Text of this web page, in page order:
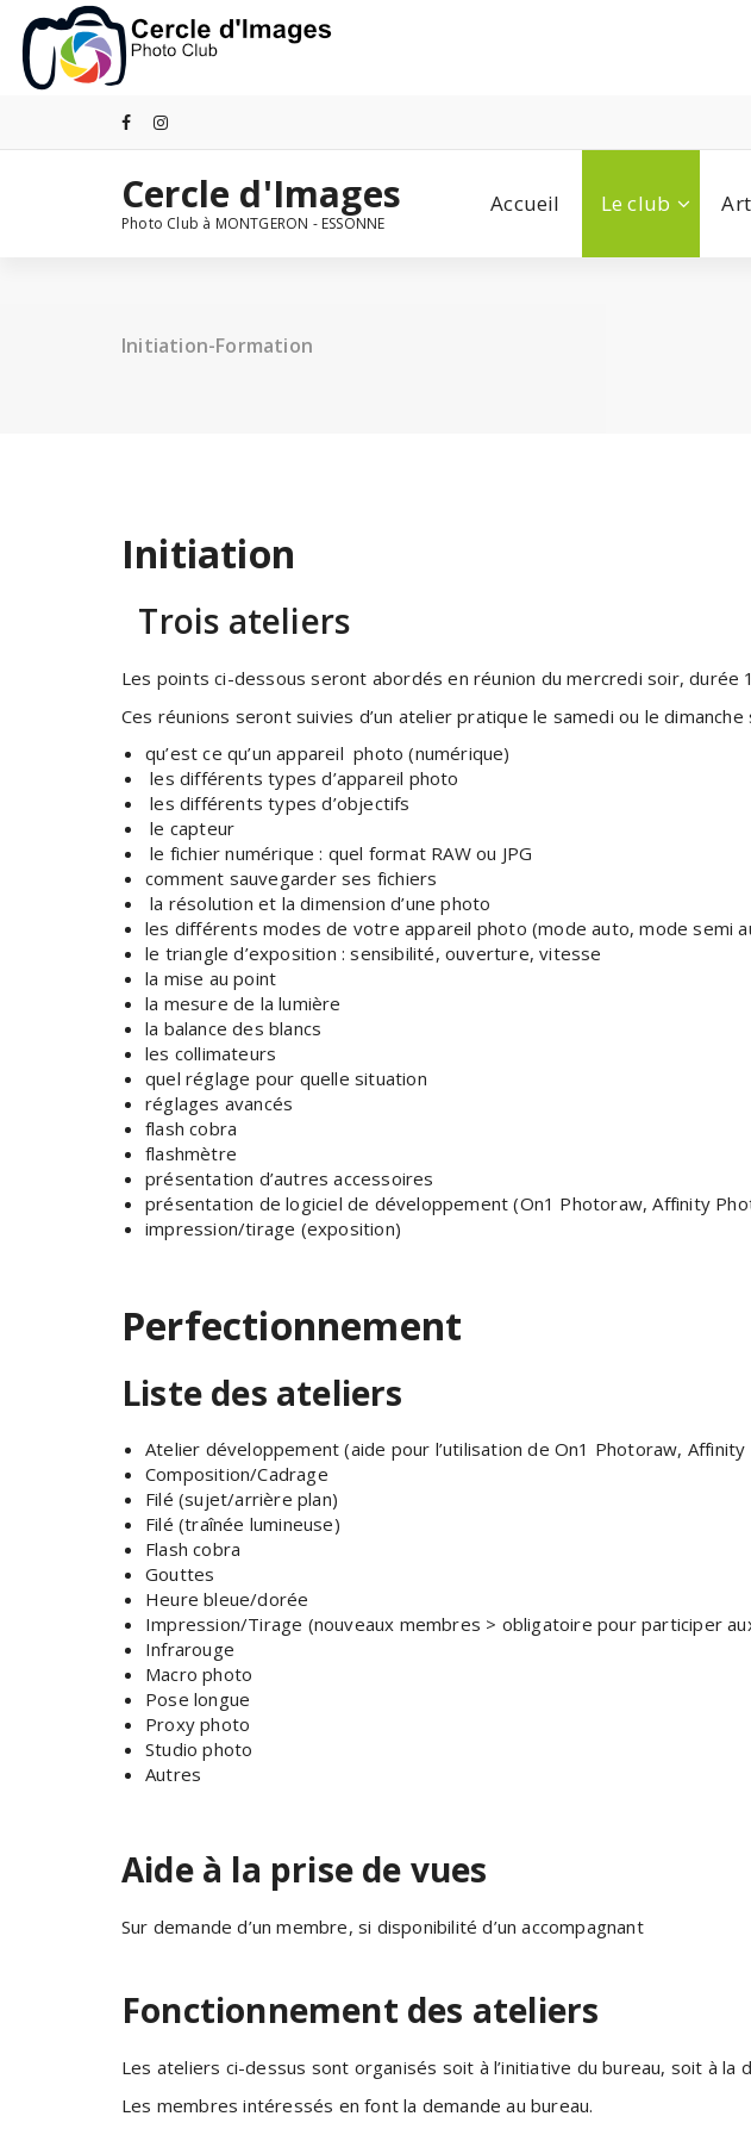
contenu
Cercle d'Images
Photo Club à MONTGERON - ESSONNE
Accueil Le club
Initiation-Formation
Initiation
Trois ateliers
Les points ci-dessous seront abordés en réunion du mercredi soir, durée
Ces réunions seront suivies d’un atelier pratique le samedi ou le
qu’est ce qu’un appareil photo (numérique)
les différents types d’appareil photo
les différents types d’objectifs
le capteur
le fichier numérique : quel format RAW ou JPG
comment sauvegarder ses fichiers
la résolution et la dimension d’une photo
les différents modes de votre appareil photo (mode auto, mode semi
le triangle d’exposition : sensibilité, ouverture, vitesse
la mise au point
la mesure de la lumière
la balance des blancs
les collimateurs
quel réglage pour quelle situation
réglages avancés
flash cobra
flashmètre
présentation d’autres accessoires
présentation de logiciel de développement (On1 Photoraw, Affinity
impression/tirage (exposition)
Perfectionnement
Liste des ateliers
Atelier développement (aide pour l’utilisation de On1 Photoraw, Affinity
Composition/Cadrage
Filé (sujet/arrière plan)
Filé (traînée lumineuse)
Flash cobra
Gouttes
Heure bleue/dorée
Impression/Tirage (nouveaux membres > obligatoire pour participer
Infrarouge
Macro photo
Pose longue
Proxy photo
Studio photo
Autres
Aide à la prise de vues
Sur demande d’un membre, si disponibilité d’un accompagnant
Fonctionnement des ateliers
Les ateliers ci-dessus sont organisés soit à l’initiative du bureau, soit à la
Les membres intéressés en font la demande au bureau.